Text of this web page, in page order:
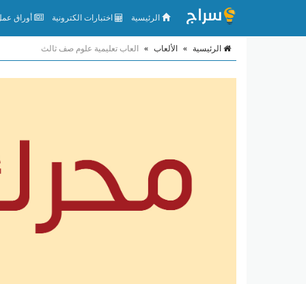
الرئيسية اختبارات الكترونية أوراق
الرئيسية » الألعاب » العاب تعليمية علوم صف ثالث